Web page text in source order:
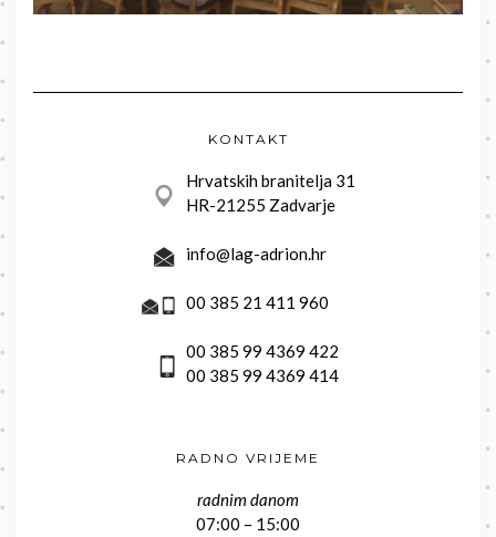
KONTAKT
Hrvatskih branitelja 31
HR-21255 Zadvarje
info@lag-adrion.hr
00 385 21 411 960
00 385 99 4369 422
00 385 99 4369 414
RADNO VRIJEME
radnim danom
07:00 – 15:00